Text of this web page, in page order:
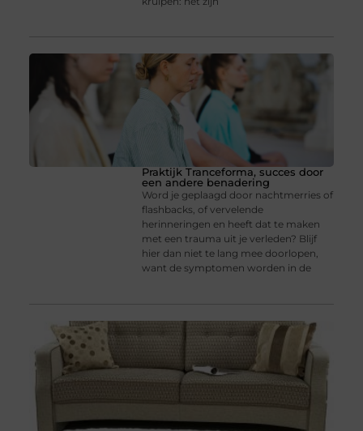
Praktijk Tranceforma, succes door
een andere benadering
Word je geplaagd door nachtmerries of
flashbacks, of vervelende
herinneringen en heeft dat te maken
met een trauma uit je verleden? Blijf
hier dan niet te lang mee doorlopen,
want de symptomen worden in de